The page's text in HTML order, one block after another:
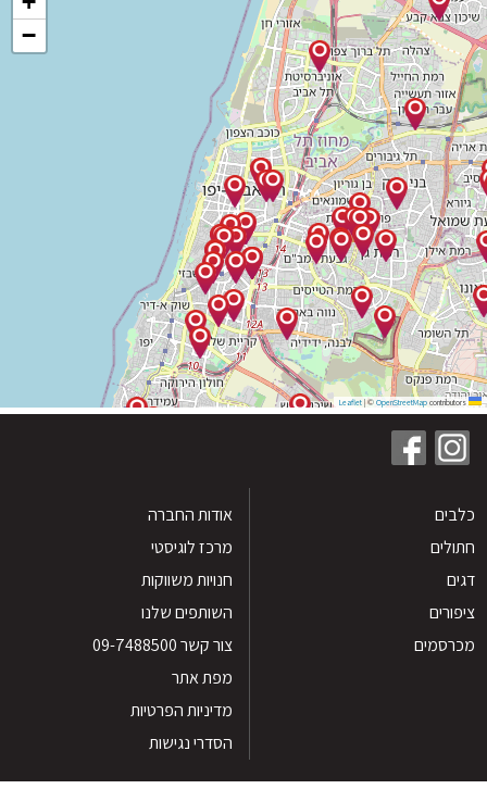
|©OpenStreetMap
אודות החברה
מרכז לוגיסטי
חנויות משווקות
השותפים שלנו
צור קשר 09-7488500
מפת אתר
מדיניות הפרטיות
הסדרי נגישות